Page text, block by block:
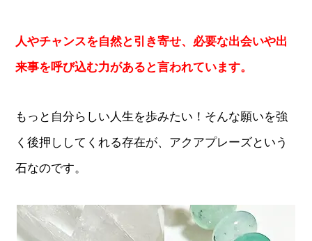
人やチャンスを自然と引き寄せ、必要な出会いや出
来事を呼び込む力があると言われています。
もっと自分らしい人生を歩みたい！そんな願いを強
く後押ししてくれる存在が、アクアプレーズという
石なのです。